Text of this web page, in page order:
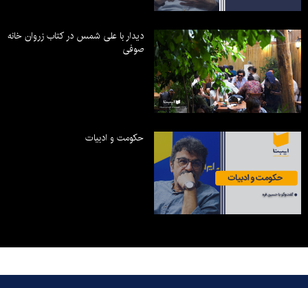
دیدار با علی شمس در کتاب زروان خانه
صوفی
حکومت و ادبیات